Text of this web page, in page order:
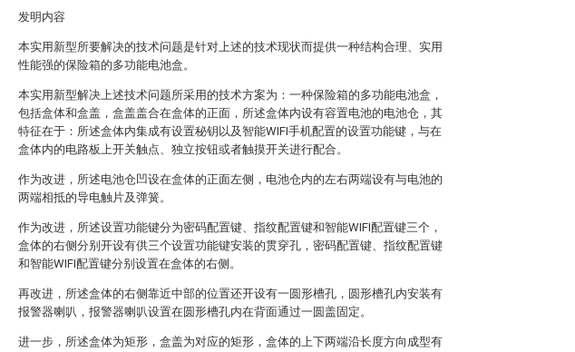
发明内容
本实用新型所要解决的技术问题是针对上述的技术现状而提供一种结构合理、实用
性能强的保险箱的多功能电池盒。
本实用新型解决上述技术问题所采用的技术方案为：一种保险箱的多功能电池盒，
包括盒体和盒盖，盒盖盖合在盒体的正面，所述盒体内设有容置电池的电池仓，其
特征在于：所述盒体内集成有设置秘钥以及智能WIFI手机配置的设置功能键，与在
盒体内的电路板上开关触点、独立按钮或者触摸开关进行配合。
作为改进，所述电池仓凹设在盒体的正面左侧，电池仓内的左右两端设有与电池的
两端相抵的导电触片及弹簧。
作为改进，所述设置功能键分为密码配置键、指纹配置键和智能WIFI配置键三个，
盒体的右侧分别开设有供三个设置功能键安装的贯穿孔，密码配置键、指纹配置键
和智能WIFI配置键分别设置在盒体的右侧。
再改进，所述盒体的右侧靠近中部的位置还开设有一圆形槽孔，圆形槽孔内安装有
报警器喇叭，报警器喇叭设置在圆形槽孔内在背面通过一圆盖固定。
进一步，所述盒体为矩形，盒盖为对应的矩形，盒体的上下两端沿长度方向成型有